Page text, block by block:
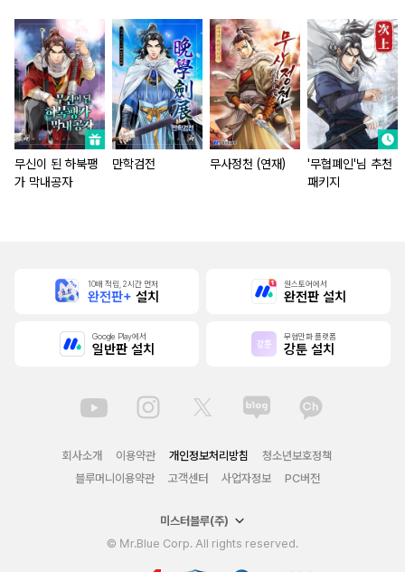
무신이 된 하북팽
가 막내공자
만학검전 무사정천 (연재)
'무협폐인'님 추천
패키지
10배 적립, 2시간 먼저
완전판+ 설치
원스토어에서
완전판 설치
Google Play에서
일반판 설치
무협만화 플랫폼
강툰 설치
회사소개 이용약관 개인정보처리방침
청소년보호정책
블루머니이용약관
고객센터 사업자정보 PC버전
미스터블루(주)
© Mr.Blue Corp. All rights reserved.